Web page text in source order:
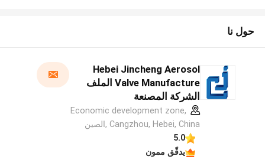
حول نا
Hebei Jincheng Aerosol
Valve Manufacture الملف
الشركة المصنعة
Economic development zone,
Cangzhou, Hebei, China ,الصين
5.0
يدقّق ممون